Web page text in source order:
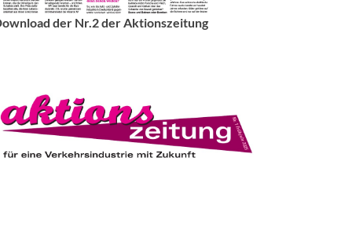
der Nr.2 der Aktionszeitung